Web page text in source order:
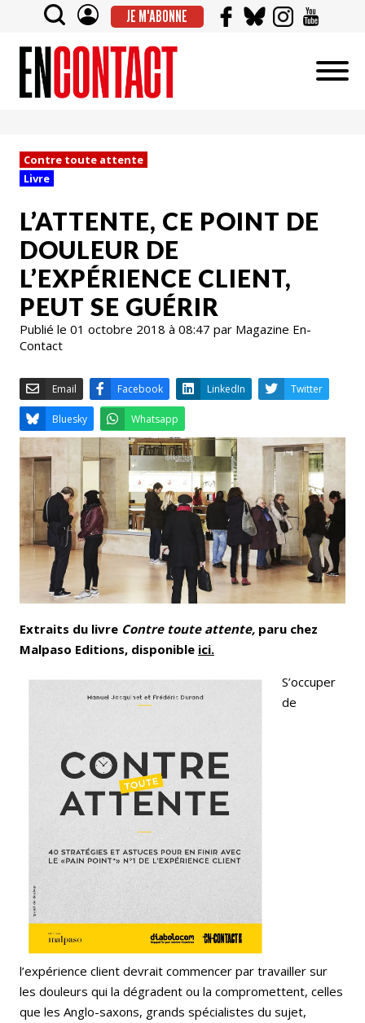
JE M'ABONNE
Contre toute attente
Livre
L’ATTENTE, CE POINT DE
DOULEUR DE
L’EXPÉRIENCE CLIENT,
PEUT SE GUÉRIR
Publié le 01 octobre 2018 à 08:47 par Magazine En-
Contact
Email Facebook LinkedIn
Bluesky Whatsapp
Extraits du livre Contre toute attente, paru chez
Malpaso Editions, disponible ici.
S’occuper
de
l’expérience client devrait commencer par travailler sur
les douleurs qui la dégradent ou la compromettent, celles
que les Anglo-saxons, grands spécialistes du sujet,